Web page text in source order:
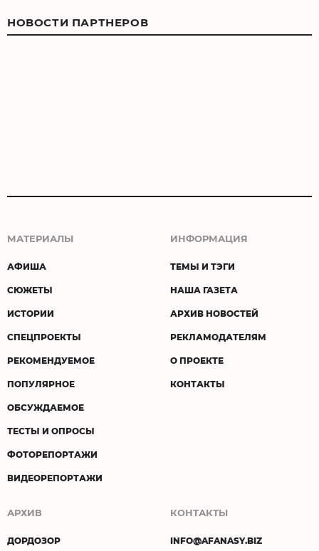
НОВОСТИ ПАРТНЕРОВ
МАТЕРИАЛЫ
АФИША
СЮЖЕТЫ
ИСТОРИИ
СПЕЦПРОЕКТЫ
РЕКОМЕНДУЕМОЕ
ПОПУЛЯРНОЕ
ОБСУЖДАЕМОЕ
ТЕСТЫ И ОПРОСЫ
ФОТОРЕПОРТАЖИ
ВИДЕОРЕПОРТАЖИ
ИНФОРМАЦИЯ
ТЕМЫ И ТЭГИ
НАША ГАЗЕТА
АРХИВ НОВОСТЕЙ
РЕКЛАМОДАТЕЛЯМ
О ПРОЕКТЕ
КОНТАКТЫ
АРХИВ
ДОРДОЗОР
КОНТАКТЫ
INFO@AFANASY.BIZ